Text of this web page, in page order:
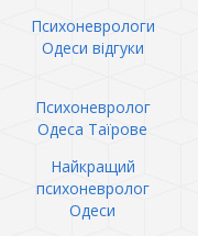
Психоневрологи
Одеси відгуки
Психоневролог
Одеса Таїрове
Найкращий
психоневролог
Одеси